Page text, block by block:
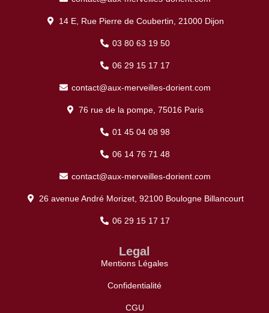
14 E, Rue Pierre de Coubertin, 21000 Dijon
03 80 63 19 50
06 29 15 17 17
contact@aux-merveilles-dorient.com
76 rue de la pompe, 75016 Paris
01 45 04 08 98
06 14 76 71 48
contact@aux-merveilles-dorient.com
26 avenue André Morizet, 92100 Boulogne Billancourt
06 29 15 17 17
Legal
Mentions Légales
Confidentialité
CGU